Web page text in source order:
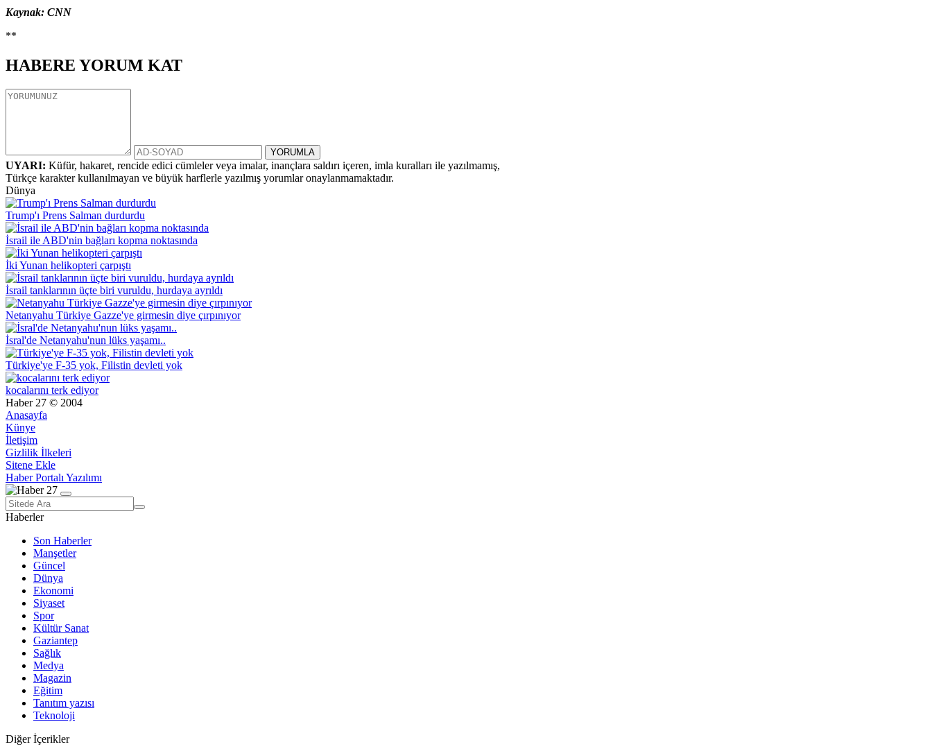
Kaynak: CNN
**
HABERE YORUM KAT
UYARI: Küfür, hakaret, rencide edici cümleler veya imalar, inançlara saldırı içeren, imla kuralları ile yazılmamış,
Türkçe karakter kullanılmayan ve büyük harflerle yazılmış yorumlar onaylanmamaktadır.
Dünya
Trump'ı Prens Salman durdurdu
İsrail ile ABD'nin bağları kopma noktasında
İki Yunan helikopteri çarpıştı
İsrail tanklarının üçte biri vuruldu, hurdaya ayrıldı
Netanyahu Türkiye Gazze'ye girmesin diye çırpınıyor
İsral'de Netanyahu'nun lüks yaşamı..
Türkiye'ye F-35 yok, Filistin devleti yok
kocalarını terk ediyor
Haber 27 © 2004
Anasayfa
Künye
İletişim
Gizlilik İlkeleri
Sitene Ekle
Haber Portalı Yazılımı
Haberler
Son Haberler
Manşetler
Güncel
Dünya
Ekonomi
Siyaset
Spor
Kültür Sanat
Gaziantep
Sağlık
Medya
Magazin
Eğitim
Tanıtım yazısı
Teknoloji
Diğer İçerikler